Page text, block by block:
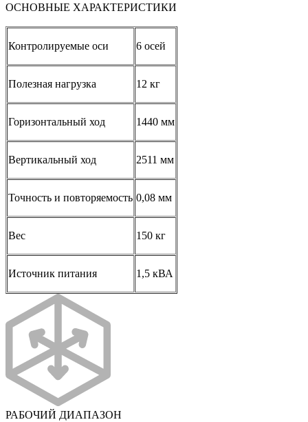
ОСНОВНЫЕ ХАРАКТЕРИСТИКИ
Контролируемые оси 6 осей
Полезная нагрузка 12 кг
Горизонтальный ход 1440 мм
Вертикальный ход 2511 мм
Точность и повторяемость 0,08 мм
Вес 150 кг
Источник питания 1,5 кВА
РАБОЧИЙ ДИАПАЗОН